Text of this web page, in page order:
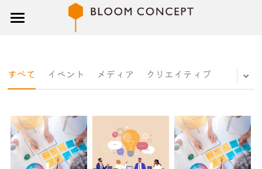
講師
ブログ
企業概要
すべて イベント メディア クリエイティブ